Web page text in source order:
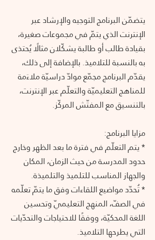
يتضمّن البرنامج التوجيه والإرشاد عبر
الإنترنت الذي يتمّ في مجموعات صغيرة،
بقيادة طالب أو طالبة يشكّلان مثالًا يُحتذى
به بالنسبة للتلاميذ. بالإضافة إلى ذلك،
يقدّم البرنامج مجمّع موادّ دراسيّة ملاءَمة
للمناهج التعليميّة والتعلّم عبر الإنترنت،
بالتنسيق مع المفتّش المركّز.
مزايا البرنامج:
* يتم التعلّم في فترة ما بعد الظهر وخارج
حدود المدرسة من حيث الزمان، المكان
والجهاز المناسب للتلميذ والتلميذة.
* تُحدّد مواضيع اللقاءات وفق ما يتمّ تعلّمه
في الصفّ، المنهج التعليميّ وتحسين
اللغة المحكيّة، ووفقًا للاحتياجات والتحدّيات
التي يطرحها التلاميذ.